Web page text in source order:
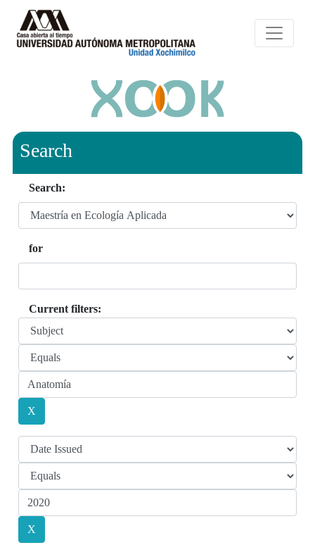
Search
Search:
for
Current filters: